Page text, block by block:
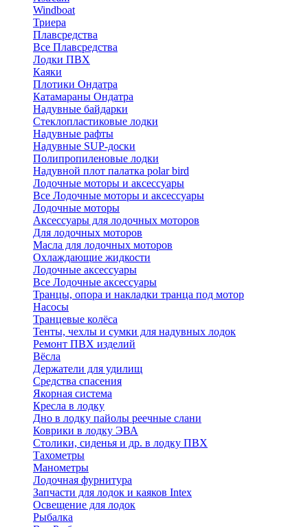
Windboat
Триера
Плавсредства
Все Плавсредства
Лодки ПВХ
Каяки
Плотики Ондатра
Катамараны Ондатра
Надувные байдарки
Стеклопластиковые лодки
Надувные рафты
Надувные SUP-доски
Полипропиленовые лодки
Надувной плот палатка polar bird
Лодочные моторы и аксессуары
Все Лодочные моторы и аксессуары
Лодочные моторы
Аксессуары для лодочных моторов
Для лодочных моторов
Масла для лодочных моторов
Охлаждающие жидкости
Лодочные аксессуары
Все Лодочные аксессуары
Транцы, опора и накладки транца под мотор
Насосы
Транцевые колёса
Тенты, чехлы и сумки для надувных лодок
Ремонт ПВХ изделий
Вёсла
Держатели для удилищ
Средства спасения
Якорная система
Кресла в лодку
Дно в лодку пайолы реечные слани
Коврики в лодку ЭВА
Столики, сиденья и др. в лодку ПВХ
Тахометры
Манометры
Лодочная фурнитура
Запчасти для лодок и каяков Intex
Освещение для лодок
Рыбалка